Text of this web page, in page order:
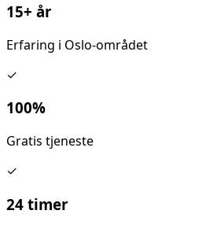
15+ år
Erfaring i Oslo-området
✓
100%
Gratis tjeneste
✓
24 timer